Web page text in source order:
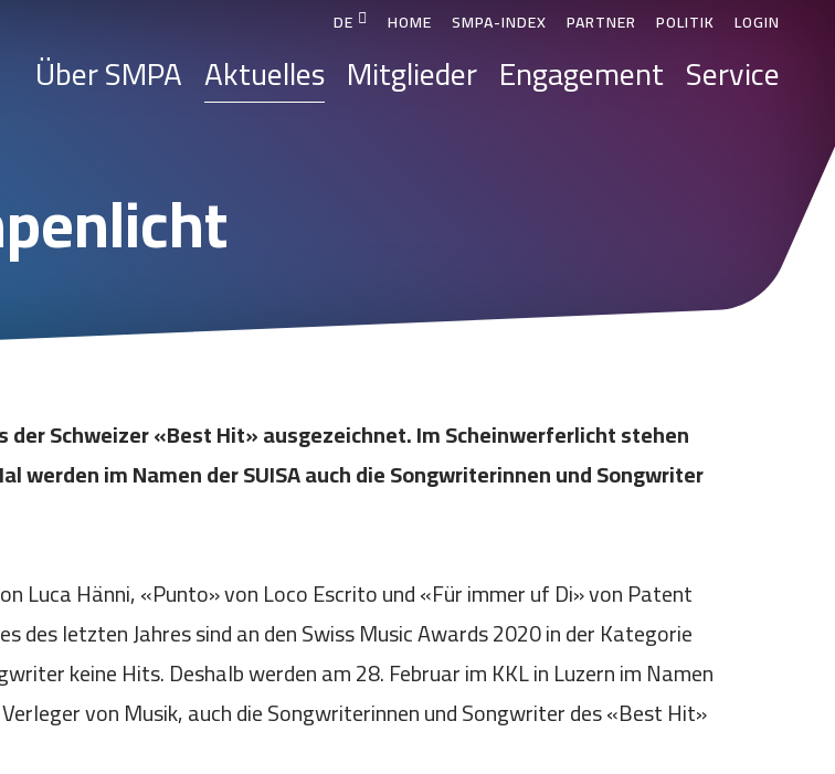
DE HOME SMPA-INDEX PARTNER POLITIK LOGIN
Über SMPA Aktuelles Mitglieder Engagement Service
der Schweizer «Best Hit» ausgezeichnet. Im Scheinwerferlicht stehen
im Namen der SUISA auch die Songwriterinnen und Songwriter
Luca Hänni, «Punto» von Loco Escrito und «Für immer uf Di» von Patent
des letzten Jahres sind an den Swiss Music Awards 2020 in der Kategorie
keine Hits. Deshalb werden am 28. Februar im KKL in Luzern im Namen
von Musik, auch die Songwriterinnen und Songwriter des «Best Hit»